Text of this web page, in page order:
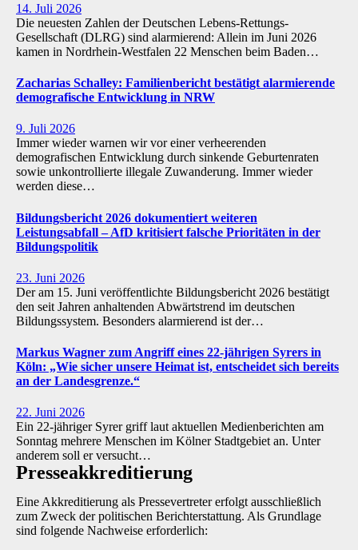
14. Juli 2026
Die neuesten Zahlen der Deutschen Lebens-Rettungs-
Gesellschaft (DLRG) sind alarmierend: Allein im Juni 2026
kamen in Nordrhein-Westfalen 22 Menschen beim Baden…
Zacharias Schalley: Familienbericht bestätigt alarmierende
demografische Entwicklung in NRW
9. Juli 2026
Immer wieder warnen wir vor einer verheerenden
demografischen Entwicklung durch sinkende Geburtenraten
sowie unkontrollierte illegale Zuwanderung. Immer wieder
werden diese…
Bildungsbericht 2026 dokumentiert weiteren
Leistungsabfall – AfD kritisiert falsche Prioritäten in der
Bildungspolitik
23. Juni 2026
Der am 15. Juni veröffentlichte Bildungsbericht 2026 bestätigt
den seit Jahren anhaltenden Abwärtstrend im deutschen
Bildungssystem. Besonders alarmierend ist der…
Markus Wagner zum Angriff eines 22-jährigen Syrers in
Köln: „Wie sicher unsere Heimat ist, entscheidet sich bereits
an der Landesgrenze.“
22. Juni 2026
Ein 22-jähriger Syrer griff laut aktuellen Medienberichten am
Sonntag mehrere Menschen im Kölner Stadtgebiet an. Unter
anderem soll er versucht…
Presse­akkreditierung
Eine Akkreditierung als Pressevertreter erfolgt ausschließlich
zum Zweck der politischen Berichterstattung. Als Grundlage
sind folgende Nachweise erforderlich: